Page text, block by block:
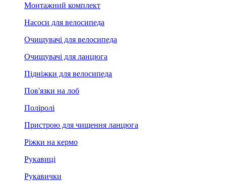
Монтажний комплект
Насоси для велосипеда
Очищувачі для велосипеда
Очищувачі для ланцюга
Підніжки для велосипеда
Пов'язки на лоб
Поліролі
Пристрою для чищення ланцюга
Ріжки на кермо
Рукавиці
Рукавички